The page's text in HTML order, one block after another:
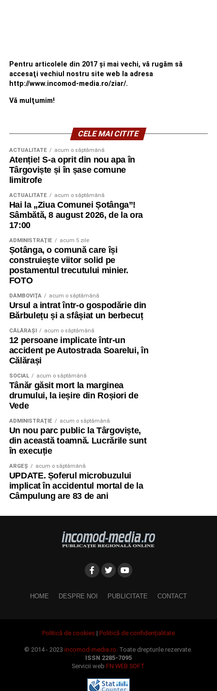
Pentru articolele din 2017 şi mai vechi, vă rugăm să
accesaţi vechiul nostru site web la adresa
http://www.incomod-media.ro/ziar/.
Vă mulţumim!
CELE MAI CITITE
ACTUALITATE acum o săptămână
Atenție! S-a oprit din nou apa în
Târgoviște și în șase comune
limitrofe
ACTUALITATE acum o săptămână
Hai la „Ziua Comunei Șotânga”!
Sâmbătă, 8 august 2026, de la ora
17:00
ADMINISTRAŢIE acum 5 zile
Șotânga, o comună care își
construiește viitor solid pe
postamentul trecutului minier.
FOTO
DÂMBOVIŢA acum o săptămână
Ursul a intrat într-o gospodărie din
Bărbulețu și a sfâșiat un berbecuț
CĂLĂRAŞI acum o săptămână
12 persoane implicate într-un
accident pe Autostrada Soarelui, în
Călărași
SOCIAL acum o săptămână
Tânăr găsit mort la marginea
drumului, la ieșire din Roșiori de
Vede
ADMINISTRAŢIE acum o săptămână
Un nou parc public la Târgoviște,
din această toamnă. Lucrările sunt
în execuție
ARGEȘ acum o săptămână
UPDATE. Șoferul microbuzului
implicat în accidentul mortal de la
Câmpulung are 83 de ani
HOME DESPRE NOI PUBLICITATE CONTACT
Politică de cookies | Politică de confidențialitate
© 2014 - 2023incomod-media.ro. Toate drepturile rezervate.
ISSN 2285-7095
Servicii webFN WEB SOFT